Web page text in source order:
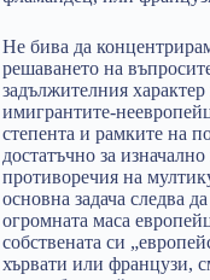
Не бива да
решаването на
задължителния
имигрантите-
степента и рамките на
достатъчно за
противоречия на
основна задача следва
огромната маса
собствената си
хървати или французи,